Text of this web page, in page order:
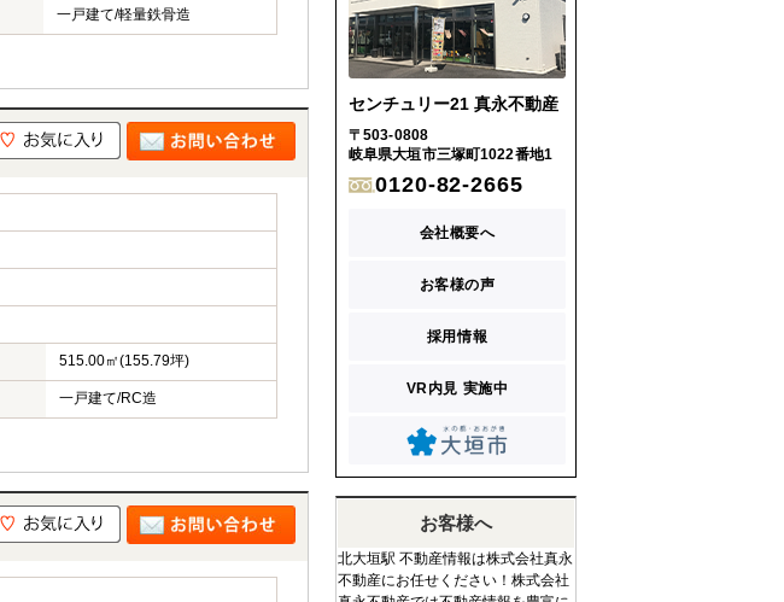
一戸建て/軽量鉄骨造
515.00㎡(155.79坪)
一戸建て/RC造
センチュリー21 真永不動産
〒503-0808
岐阜県大垣市三塚町1022番地1
0120-82-2665
会社概要へ
お客様の声
採用情報
VR内見 実施中
お客様へ
北大垣駅 不動産情報は株式会社真永
不動産にお任せください！株式会社